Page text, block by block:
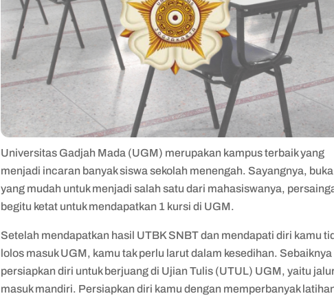
Universitas Gadjah Mada (UGM) merupakan kampus terbaik yang
menjadi incaran banyak siswa sekolah menengah. Sayangnya,
yang mudah untuk menjadi salah satu dari mahasiswanya,
begitu ketat untuk mendapatkan 1 kursi di UGM.
Setelah mendapatkan hasil UTBK SNBT dan mendapati diri kamu
lolos masuk UGM, kamu tak perlu larut dalam kesedihan. Sebaiknya
persiapkan diri untuk berjuang di Ujian Tulis (UTUL) UGM, yaitu
masuk mandiri. Persiapkan diri kamu dengan memperbanyak